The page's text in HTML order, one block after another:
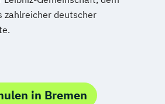
zahlreicher deutscher
in Bremen